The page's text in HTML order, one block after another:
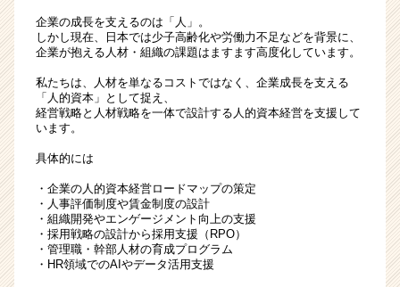
企業の成長を支えるのは「人」。
しかし現在、日本では少子高齢化や労働力不足などを背景に、
企業が抱える人材・組織の課題はますます高度化しています。
私たちは、人材を単なるコストではなく、企業成長を支える
「人的資本」として捉え、
経営戦略と人材戦略を一体で設計する人的資本経営を支援して
います。
具体的には
・企業の人的資本経営ロードマップの策定
・人事評価制度や賃金制度の設計
・組織開発やエンゲージメント向上の支援
・採用戦略の設計から採用支援（RPO）
・管理職・幹部人材の育成プログラム
・HR領域でのAIやデータ活用支援